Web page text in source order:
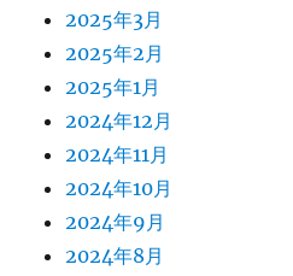
2025年3月
2025年2月
2025年1月
2024年12月
2024年11月
2024年10月
2024年9月
2024年8月